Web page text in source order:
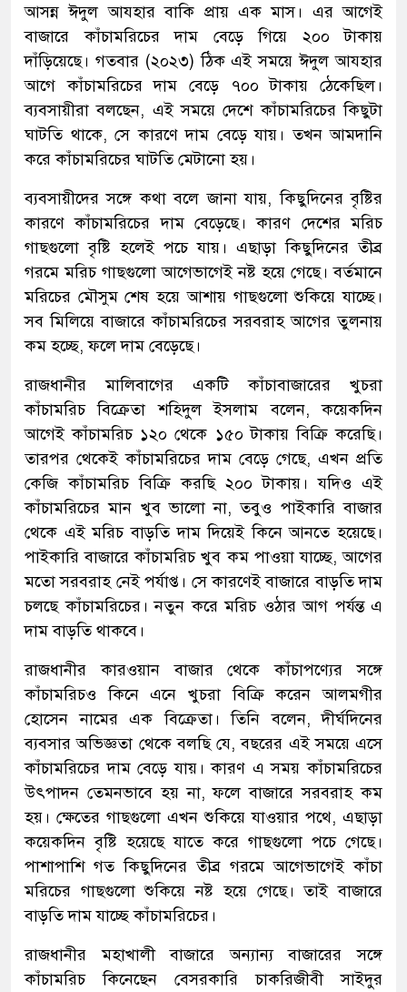
আসন্ন ঈদুল আযহার বাকি প্রায় এক মাস। এর আগেই
বাজারে কাঁচামরিচের দাম বেড়ে গিয়ে ২০০ টাকায়
দাঁড়িয়েছে। গতবার (২০২৩) ঠিক এই সময়ে ঈদুল আযহার
আগে কাঁচামরিচের দাম বেড়ে ৭০০ টাকায় ঠেকেছিল।
ব্যবসায়ীরা বলছেন, এই সময়ে দেশে কাঁচামরিচের কিছুটা
ঘাটতি থাকে, সে কারণে দাম বেড়ে যায়। তখন আমদানি
করে কাঁচামরিচের ঘাটতি মেটানো হয়।
ব্যবসায়ীদের সঙ্গে কথা বলে জানা যায়, কিছুদিনের বৃষ্টির
কারণে কাঁচামরিচের দাম বেড়েছে। কারণ দেশের মরিচ
গাছগুলো বৃষ্টি হলেই পচে যায়। এছাড়া কিছুদিনের তীব্র
গরমে মরিচ গাছগুলো আগেভাগেই নষ্ট হয়ে গেছে। বর্তমানে
মরিচের মৌসুম শেষ হয়ে আশায় গাছগুলো শুকিয়ে যাচ্ছে।
সব মিলিয়ে বাজারে কাঁচামরিচের সরবরাহ আগের তুলনায়
কম হচ্ছে, ফলে দাম বেড়েছে।
রাজধানীর মালিবাগের একটি কাঁচাবাজারের খুচরা
কাঁচামরিচ বিক্রেতা শহিদুল ইসলাম বলেন, কয়েকদিন
আগেই কাঁচামরিচ ১২০ থেকে ১৫০ টাকায় বিক্রি করেছি।
তারপর থেকেই কাঁচামরিচের দাম বেড়ে গেছে, এখন প্রতি
কেজি কাঁচামরিচ বিক্রি করছি ২০০ টাকায়। যদিও এই
কাঁচামরিচের মান খুব ভালো না, তবুও পাইকারি বাজার
থেকে এই মরিচ বাড়তি দাম দিয়েই কিনে আনতে হয়েছে।
পাইকারি বাজারে কাঁচামরিচ খুব কম পাওয়া যাচ্ছে, আগের
মতো সরবরাহ নেই পর্যাপ্ত। সে কারণেই বাজারে বাড়তি দাম
চলছে কাঁচামরিচের। নতুন করে মরিচ ওঠার আগ পর্যন্ত এ
দাম বাড়তি থাকবে।
রাজধানীর কারওয়ান বাজার থেকে কাঁচাপণ্যের সঙ্গে
কাঁচামরিচও কিনে এনে খুচরা বিক্রি করেন আলমগীর
হোসেন নামের এক বিক্রেতা। তিনি বলেন, দীর্ঘদিনের
ব্যবসার অভিজ্ঞতা থেকে বলছি যে, বছরের এই সময়ে এসে
কাঁচামরিচের দাম বেড়ে যায়। কারণ এ সময় কাঁচামরিচের
উৎপাদন তেমনভাবে হয় না, ফলে বাজারে সরবরাহ কম
হয়। ক্ষেতের গাছগুলো এখন শুকিয়ে যাওয়ার পথে, এছাড়া
কয়েকদিন বৃষ্টি হয়েছে যাতে করে গাছগুলো পচে গেছে।
পাশাপাশি গত কিছুদিনের তীব্র গরমে আগেভাগেই কাঁচা
মরিচের গাছগুলো শুকিয়ে নষ্ট হয়ে গেছে। তাই বাজারে
বাড়তি দাম যাচ্ছে কাঁচামরিচের।
রাজধানীর মহাখালী বাজারে অন্যান্য বাজারের সঙ্গে
কাঁচামরিচ কিনেছেন বেসরকারি চাকরিজীবী সাইদুর